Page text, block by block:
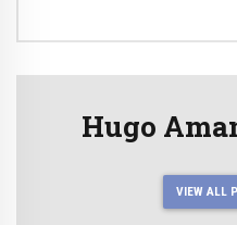
Hugo
VIEW ALL